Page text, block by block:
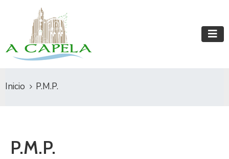
Inicio P.M.P.
P.M.P.